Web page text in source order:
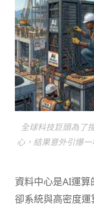
全球科技巨頭為了
心，結果意外引爆
資料中心是AI運
卻系統與高密度